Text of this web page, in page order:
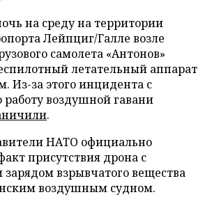
на среду на территории
Лейпциг/Галле возле
самолета «Антонов»
летательный аппарат
Из-за этого инцидента с
работу воздушной гавани
.
НАТО официально
присутствия дрона с
зарядом взрывчатого вещества
воздушным судном.